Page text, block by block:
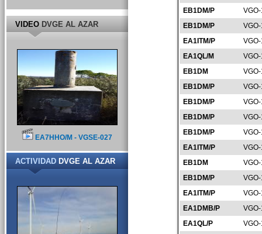
EB1DM/P
EB1DM/P
EA1ITM/P
EA1QL/M
EB1DM
EB1DM/P
EB1DM/P
EB1DM/P
EB1DM/P
EA1ITM/P
EB1DM
EB1DM/P
EA1ITM/P
EA1DMB/P
EA1QL/P
VIDEODVGE AL AZAR
EA7HHO/M - VGSE-027
ACTIVIDADDVGE AL AZAR